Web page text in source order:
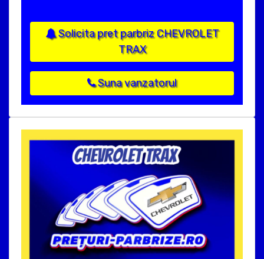
Solicita pret parbriz CHEVROLET
TRAX
Suna vanzatorul